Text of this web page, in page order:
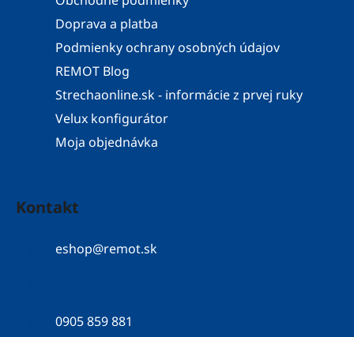
Doprava a platba
Podmienky ochrany osobných údajov
REMOT Blog
Strechaonline.sk - informácie z prvej ruky
Velux konfigurátor
Moja objednávka
Kontakt
eshop@remot.sk
0905 859 881